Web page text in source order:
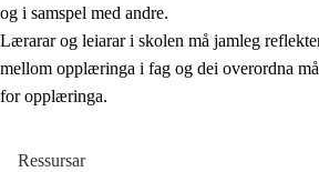
og i samspel med andre.
Lærarar og leiarar i skolen må jamleg
mellom opplæringa i fag og dei overordna
for opplæringa.
Ressursar